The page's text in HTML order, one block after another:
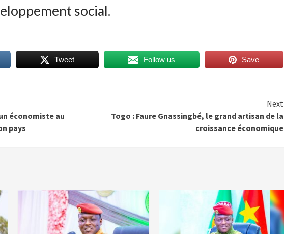
social.
Tweet Follow us Save
économiste au
pays
Next
Togo : Faure Gnassingbé, le grand artisan de la
croissance économique